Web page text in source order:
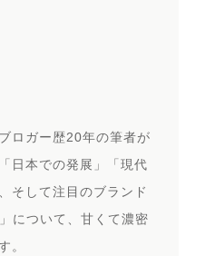
ロガー歴20年の筆者が
日本での発展」「現代
そして注目のブランド
について、甘くて濃密
。